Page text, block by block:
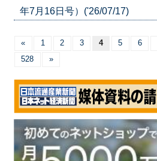
年7月16日号）('26/07/17)
« 1 2 3 4 5 6
528
»